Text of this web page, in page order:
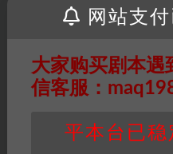
用于商业用途!任何
条约约束，并遵守
版权归属：本站提
件通知并提供相关
网站支
大家购买剧本遇
信客服：
平本台已稳